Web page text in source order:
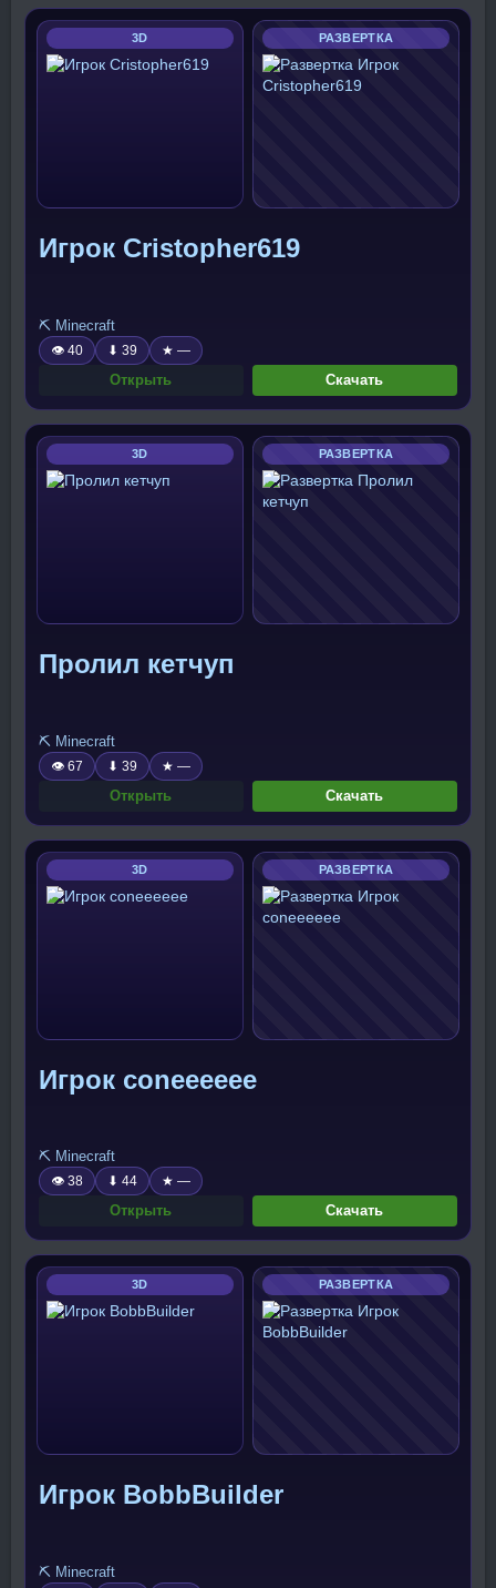
3D РАЗВЕРТКА
Игрок Cristopher619
⛏️ Minecraft
👁 40 ⬇ 39 ★ —
Открыть Скачать
3D РАЗВЕРТКА
Пролил кетчуп
⛏️ Minecraft
👁 67 ⬇ 39 ★ —
Открыть Скачать
3D РАЗВЕРТКА
Игрок coneeeeee
⛏️ Minecraft
👁 38 ⬇ 44 ★ —
Открыть Скачать
3D РАЗВЕРТКА
Игрок BobbBuilder
⛏️ Minecraft